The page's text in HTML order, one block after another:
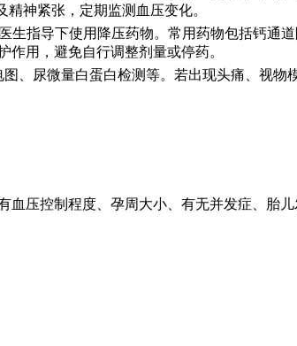
神紧张，定期监测血压变化。
生指导下使用降压药物。常用药物包括钙
用，避免自行调整剂量或停药。
、尿微量白蛋白检测等。若出现头痛、视
压控制程度、孕周大小、有无并发症、胎